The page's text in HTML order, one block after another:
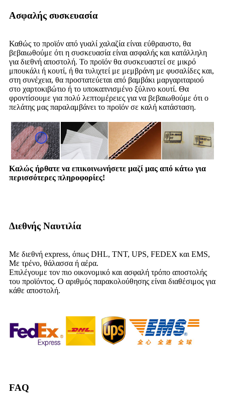
Ασφαλής συσκευασία
Καθώς το προϊόν από γυαλί χαλαζία είναι εύθραυστο, θα
βεβαιωθούμε ότι η συσκευασία είναι ασφαλής και κατάλληλη
για διεθνή αποστολή. Το προϊόν θα συσκευαστεί σε μικρό
μπουκάλι ή κουτί, ή θα τυλιχτεί με μεμβράνη με φυσαλίδες και,
στη συνέχεια, θα προστατεύεται από βαμβάκι μαργαριταριού
στο χαρτοκιβώτιο ή το υποκαπνισμένο ξύλινο κουτί. Θα
φροντίσουμε για πολύ λεπτομέρειες για να βεβαιωθούμε ότι ο
πελάτης μας παραλαμβάνει το προϊόν σε καλή κατάσταση.
Καλώς ήρθατε να επικοινωνήσετε μαζί μας από κάτω για
περισσότερες πληροφορίες!
Διεθνής Ναυτιλία
Με διεθνή express, όπως DHL, TNT, UPS, FEDEX και EMS,
Με τρένο, θάλασσα ή αέρα.
Επιλέγουμε τον πιο οικονομικό και ασφαλή τρόπο αποστολής
του προϊόντος. Ο αριθμός παρακολούθησης είναι διαθέσιμος για
κάθε αποστολή.
FAQ